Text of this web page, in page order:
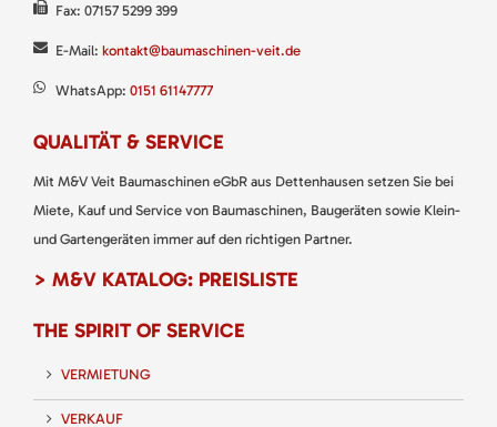
Fax: 07157 5299 399
E-Mail: kontakt@baumaschinen-veit.de
WhatsApp: 0151 61147777
QUALITÄT & SERVICE
Mit M&V Veit Baumaschinen eGbR aus Dettenhausen setzen Sie bei
Miete, Kauf und Service von Baumaschinen, Baugeräten sowie Klein-
und Gartengeräten immer auf den richtigen Partner.
> M&V KATALOG: PREISLISTE
THE SPIRIT OF SERVICE
VERMIETUNG
VERKAUF